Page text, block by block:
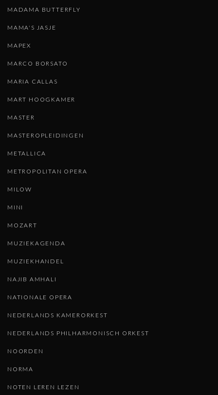
MADAMA BUTTERFLY
MAMA'S JASJE
MAPEX
MARCO BORSATO
MARIA CALLAS
MART HOOGKAMER
MASTER
MASTEROPLEIDINGEN
METALLICA
METROPOLITAN OPERA
MILOW
MINI
MOZART
MUZIEKAGENDA
MUZIEKHANDEL
NAJIB AMHALI
NATIONALE OPERA
NEDERLANDS KAMERORKEST
NEDERLANDS PHILHARMONISCH ORKEST
NOORDEN
NORMA
NOTEN LEREN LEZEN